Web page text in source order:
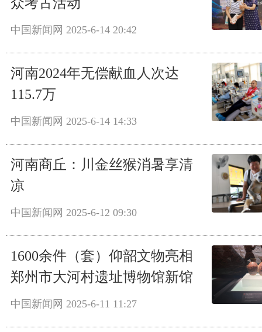
中国新闻网 2025-6-14 20:42
河南2024年无偿献血人次达
115.7万
中国新闻网 2025-6-14 14:33
河南商丘：川金丝猴消暑享清
凉
中国新闻网 2025-6-12 09:30
1600余件（套）仰韶文物亮相
郑州市大河村遗址博物馆新馆
中国新闻网 2025-6-11 11:27